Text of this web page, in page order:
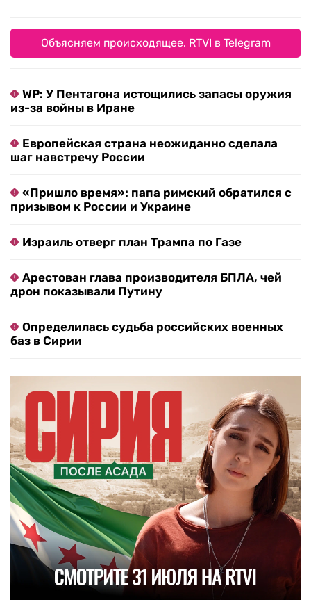
Объясняем происходящее. RTVI в Telegram
WP: У Пентагона истощились запасы оружия
из-за войны в Иране
Европейская страна неожиданно сделала
шаг навстречу России
«Пришло время»: папа римский обратился с
призывом к России и Украине
Израиль отверг план Трампа по Газе
Арестован глава производителя БПЛА, чей
дрон показывали Путину
Определилась судьба российских военных
баз в Сирии